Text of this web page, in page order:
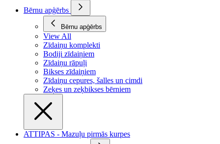
Bērnu apģērbs
Bērnu apģērbs
View All
Zīdaiņu komplekti
Bodiji zīdaiņiem
Zīdaiņu rāpuļi
Bikses zīdaiņiem
Zīdaiņu cepures, šalles un cimdi
Zeķes un zeķbikses bērniem
ATTIPAS - Mazuļu pirmās kurpes